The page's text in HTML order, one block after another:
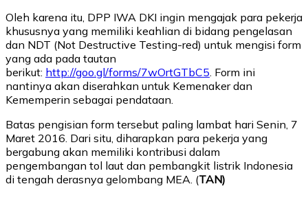
Oleh karena itu, DPP IWA DKI ingin mengajak para pekerja
khususnya yang memiliki keahlian di bidang pengelasan
dan NDT (Not Destructive Testing-red) untuk mengisi form
yang ada pada tautan
berikut: http://goo.gl/forms/7wOrtGTbC5 . Form ini
nantinya akan diserahkan untuk Kemenaker dan
Kememperin sebagai pendataan.
Batas pengisian form tersebut paling lambat hari Senin, 7
Maret 2016. Dari situ, diharapkan para pekerja yang
bergabung akan memiliki kontribusi dalam
pengembangan tol laut dan pembangkit listrik Indonesia
di tengah derasnya gelombang MEA. (TAN)